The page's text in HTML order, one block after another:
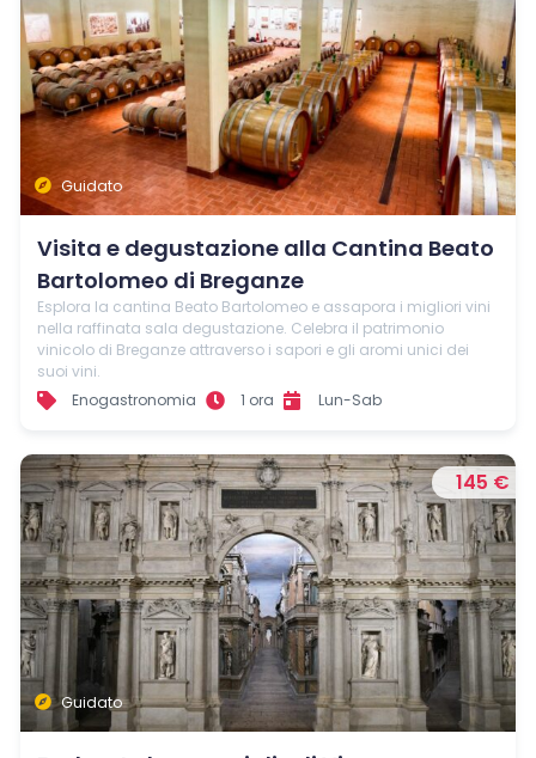
Guidato
Visita e degustazione alla Cantina Beato
Bartolomeo di Breganze
Esplora la cantina Beato Bartolomeo e assapora i migliori vini
nella raffinata sala degustazione. Celebra il patrimonio
vinicolo di Breganze attraverso i sapori e gli aromi unici dei
suoi vini.
Enogastronomia
1 ora Lun-Sab
145 €
Guidato